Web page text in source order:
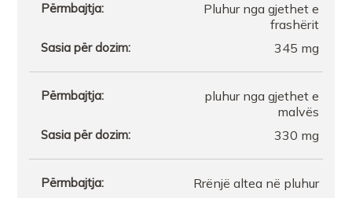
Farmaci ITALIA 10
Pluhur nga gjethet e
frashërit
345 mg
pluhur nga gjethet e
malvës
330 mg
Rrënjë altea në pluhur